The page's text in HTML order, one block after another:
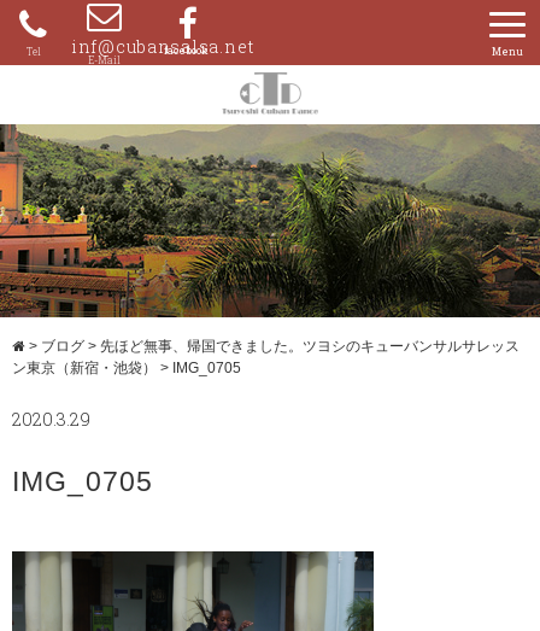
Skip
content
080- inf@cubansalsa.net
> ブログ > 先ほど無事、帰国できました。ツヨシのキューバンサルサレッス
ン東京（新宿・池袋）
> IMG_0705
2020.3.29
IMG_0705